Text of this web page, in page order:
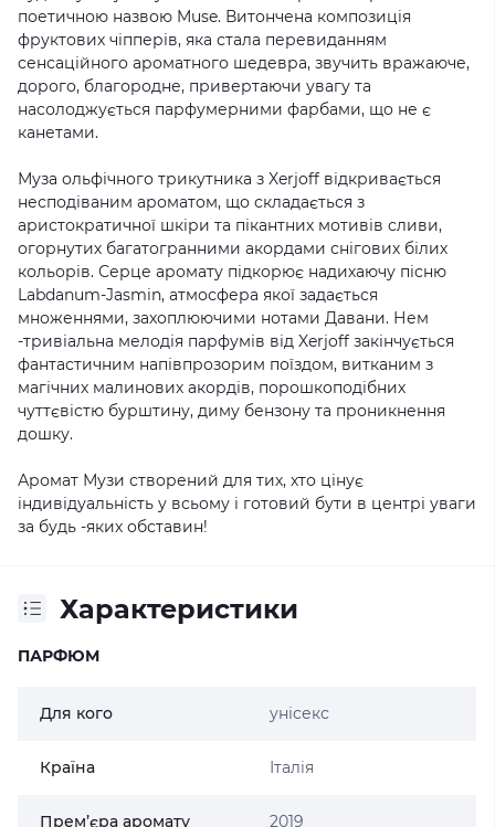
поетичною назвою Muse. Витончена композиція
фруктових чіпперів, яка стала перевиданням
сенсаційного ароматного шедевра, звучить вражаюче,
дорого, благородне, привертаючи увагу та
насолоджується парфумерними фарбами, що не є
канетами.
Муза ольфічного трикутника з Xerjoff відкривається
несподіваним ароматом, що складається з
аристократичної шкіри та пікантних мотивів сливи,
огорнутих багатогранними акордами снігових білих
кольорів. Серце аромату підкорює надихаючу пісню
Labdanum-Jasmin, атмосфера якої задається
множеннями, захоплюючими нотами Давани. Нем
-тривіальна мелодія парфумів від Xerjoff закінчується
фантастичним напівпрозорим поїздом, витканим з
магічних малинових акордів, порошкоподібних
чуттєвістю бурштину, диму бензону та проникнення
дошку.
Аромат Музи створений для тих, хто цінує
індивідуальність у всьому і готовий бути в центрі уваги
за будь -яких обставин!
Характеристики
ПАРФЮМ
Для кого унісекс
Країна Італія
Прем’єра аромату 2019